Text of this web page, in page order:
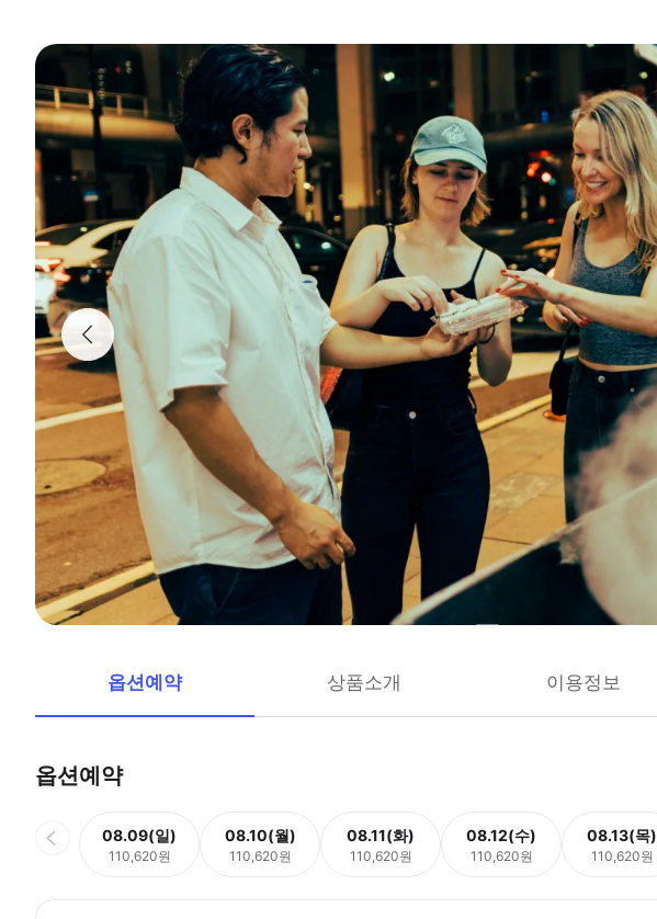
옵션예약 상품소개 이용정보
옵션예약
08.09(일)
110,620원
08.10(월)
110,620원
08.11(화)
110,620원
08.12(수)
110,620원
08.13(목)
110,620원